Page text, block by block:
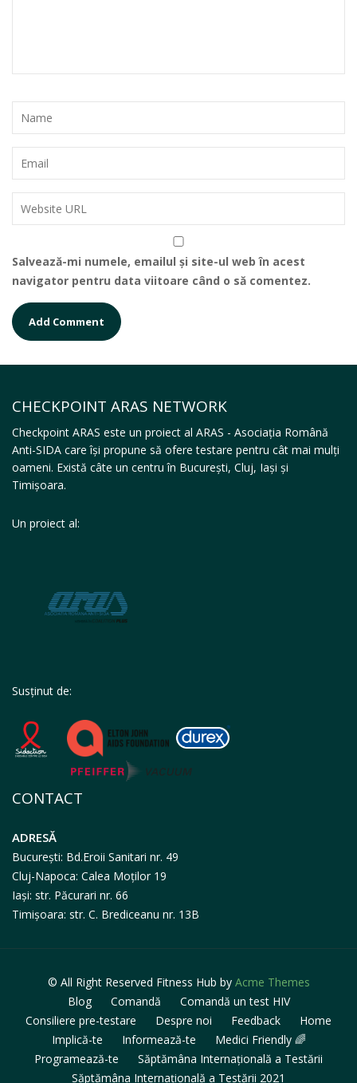
Salvează-mi numele, emailul și site-ul web în acest
navigator pentru data viitoare când o să comentez.
CHECKPOINT ARAS NETWORK
Checkpoint ARAS este un proiect al ARAS - Asociația Română
Anti-SIDA care își propune să ofere testare pentru cât mai mulți
oameni. Există câte un centru în București, Cluj, Iași și
Timișoara.
Un proiect al:
Susținut de:
CONTACT
ADRESĂ
București: Bd.Eroii Sanitari nr. 49
Cluj-Napoca: Calea Moților 19
Iași: str. Păcurari nr. 66
Timișoara: str. C. Brediceanu nr. 13B
© All Right Reserved Fitness Hub by Acme Themes
Blog
Comandă
Comandă un test HIV
Consiliere pre-testare
Despre noi Feedback
Home
Implică-te
Informează-te
Medici Friendly 🌈
Programează-te
Săptămâna Internațională a Testării
Săptămâna Internațională a Testării 2021